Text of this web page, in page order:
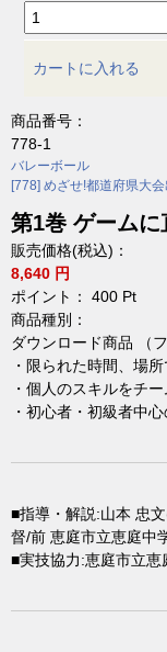
カートに入れる
商品番号：
778-1
バレーボール
[778] めざせ!都道府県大
第1巻 ゲーム
販売価格(税込)：
8,640 円
ポイント： 400 Pt
商品種別：
ダウンロード商品 （
・限られた時間、場
・個人のスキルをチ
・初心者・初級者中
■指導・解説:山本 忠
督/前 恵庭市立恵庭中
■実技協力:恵庭市立